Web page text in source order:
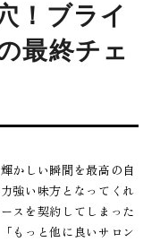
！ブライ
最終チェ
かしい瞬間を最高の自
強い味方となってくれ
スを契約してしまった
もっと他に良いサロン